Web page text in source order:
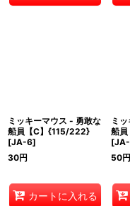
ミッキーマウス - 勇敢な
船員【C】{115/222}
[JA-6]
30円
カートに入れる
ミ
船
50円